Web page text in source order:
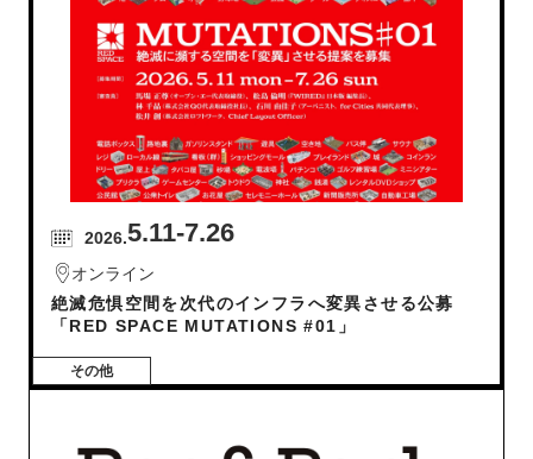
2026.5.11-7.26
オンライン
絶滅危惧空間を次代のインフラへ変異させる公募
「RED SPACE MUTATIONS #01」
その他